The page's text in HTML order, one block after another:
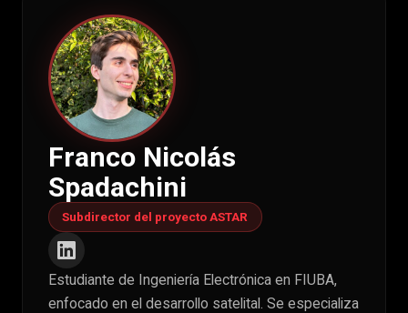
Franco Nicolás
Spadachini
Subdirector del proyecto ASTAR
Estudiante de Ingeniería Electrónica en FIUBA,
enfocado en el desarrollo satelital. Se especializa